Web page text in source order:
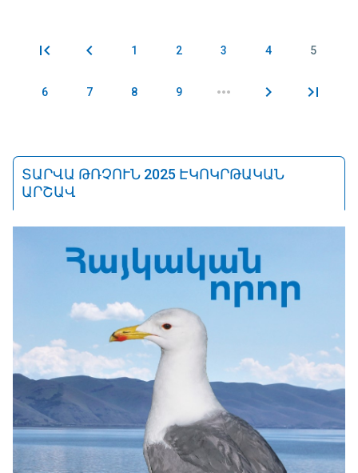
Էջեր 1 2 3 4 5
6 7 8 9
ՏԱՐՎԱ ԹՌՉՈՒՆ 2025 ԷԿՈԿՐԹԱԿԱՆ
ԱՐՇԱՎ